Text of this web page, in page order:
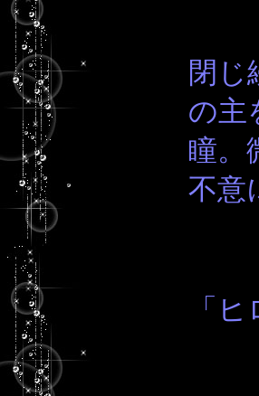
閉じ
の主
瞳。
不意
「ヒ